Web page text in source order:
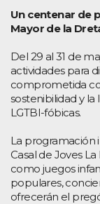
Un centenar de
Mayor de la
Del 29 al 31 de
actividades para
comprometida
sostenibilidad y la
LGTBI-fóbicas.
La programación
Casal de Joves
como juegos
populares,
ofrecerán el